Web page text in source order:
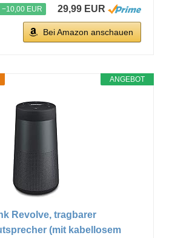
−10,00 EUR 29,99 EUR
Bei Amazon anschauen
ANGEBOT
Revolve, tragbarer
(mit kabellosem